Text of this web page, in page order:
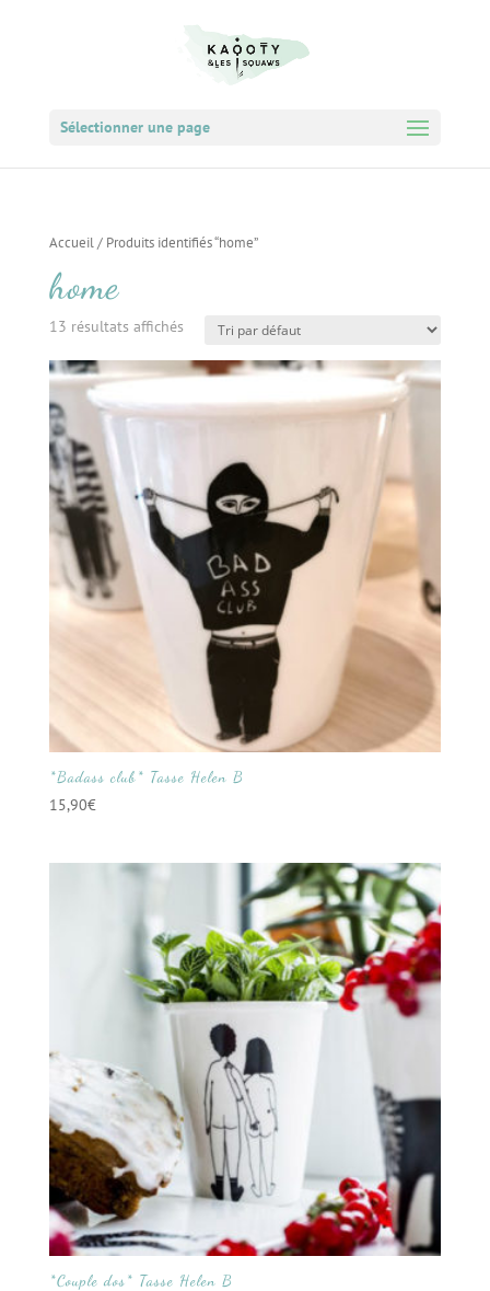
Sélectionner une page
Accueil/ Produits identifiés “home”
home
13 résultats affichés
*Badass club* Tasse Helen B
15,90€
*Couple dos* Tasse Helen B